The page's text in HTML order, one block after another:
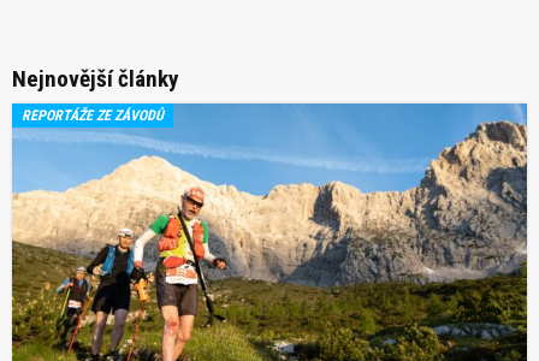
Nejnovější články
REPORTÁŽE ZE ZÁVODŮ